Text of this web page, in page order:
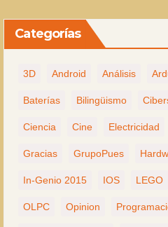
Categorías
3D Android Análisis
Baterías Bilingüismo
Ciencia Cine Electricidad
Gracias GrupoPues
In-Genio 2015 IOS LEGO
OLPC Opinion